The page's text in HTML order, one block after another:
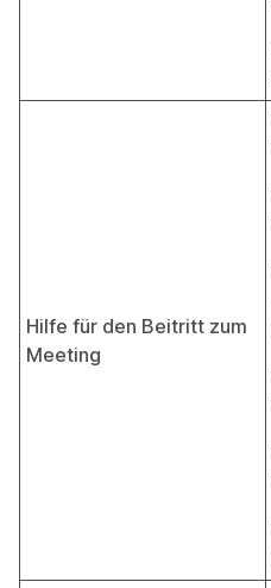
Hilfe für den Beitritt zum
Meeting